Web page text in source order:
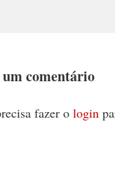
um comentário
fazer o login